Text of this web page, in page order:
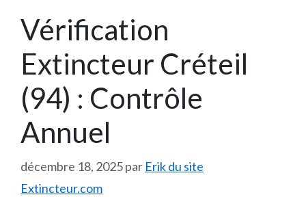
Vérification
Extincteur Créteil
(94) : Contrôle
Annuel
décembre 18, 2025par Erik du site
Extincteur.com